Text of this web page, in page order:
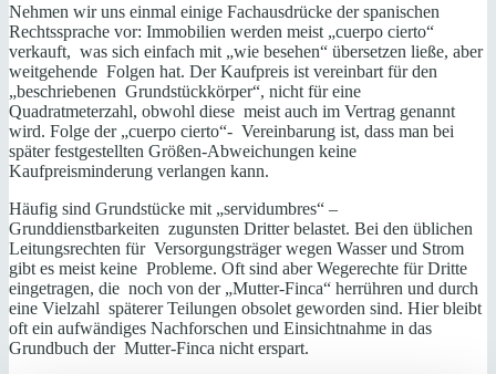
Nehmen wir uns einmal einige Fachausdrücke der spanischen
Rechtssprache vor: Immobilien werden meist „cuerpo cierto“
verkauft, was sich einfach mit „wie besehen“ übersetzen ließe, aber
weitgehende Folgen hat. Der Kaufpreis ist vereinbart für den
„beschriebenen Grundstückkörper“, nicht für eine
Quadratmeterzahl, obwohl diese meist auch im Vertrag genannt
wird. Folge der „cuerpo cierto“- Vereinbarung ist, dass man bei
später festgestellten Größen-Abweichungen keine
Kaufpreisminderung verlangen kann.
Häufig sind Grundstücke mit „servidumbres“ –
Grunddienstbarkeiten zugunsten Dritter belastet. Bei den üblichen
Leitungsrechten für Versorgungsträger wegen Wasser und Strom
gibt es meist keine Probleme. Oft sind aber Wegerechte für Dritte
eingetragen, die noch von der „Mutter-Finca“ herrühren und durch
eine Vielzahl späterer Teilungen obsolet geworden sind. Hier bleibt
oft ein aufwändiges Nachforschen und Einsichtnahme in das
Grundbuch der Mutter-Finca nicht erspart.